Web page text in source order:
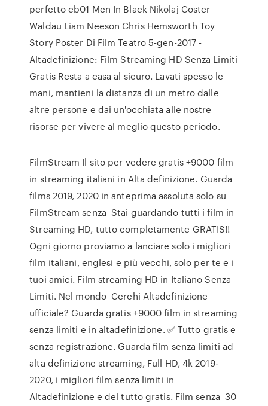
perfetto cb01 Men In Black Nikolaj Coster
Waldau Liam Neeson Chris Hemsworth Toy
Story Poster Di Film Teatro 5-gen-2017 -
Altadefinizione: Film Streaming HD Senza Limiti
Gratis Resta a casa al sicuro. Lavati spesso le
mani, mantieni la distanza di un metro dalle
altre persone e dai un'occhiata alle nostre
risorse per vivere al meglio questo periodo.
FilmStream Il sito per vedere gratis +9000 film
in streaming italiani in Alta definizione. Guarda
films 2019, 2020 in anteprima assoluta solo su
FilmStream senza Stai guardando tutti i film in
Streaming HD, tutto completamente GRATIS!!
Ogni giorno proviamo a lanciare solo i migliori
film italiani, englesi e più vecchi, solo per te e i
tuoi amici. Film streaming HD in Italiano Senza
Limiti. Nel mondo Cerchi Altadefinizione
ufficiale? Guarda gratis +9000 film in streaming
senza limiti e in altadefinizione. ✅ Tutto gratis e
senza registrazione. Guarda film senza limiti ad
alta definizione streaming, Full HD, 4k 2019-
2020, i migliori film senza limiti in
Altadefinizione e del tutto gratis. Film senza 30